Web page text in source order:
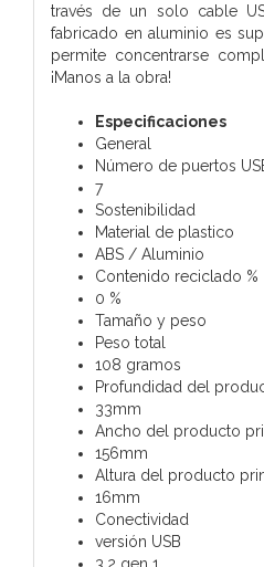
través de un solo cable
fabricado en aluminio es
permite concentrarse
¡Manos a la obra!
Especificaciones
General
Número de puertos
7
Sostenibilidad
Material de plastico
ABS / Aluminio
Contenido reciclado %
0 %
Tamaño y peso
Peso total
108 gramos
Profundidad del
33mm
Ancho del producto
156mm
Altura del producto
16mm
Conectividad
versión USB
3.2 gen 1